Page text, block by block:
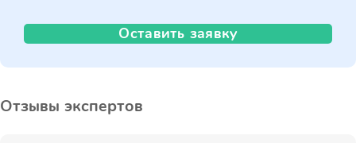
Оставить заявку
Отзывы экспертов